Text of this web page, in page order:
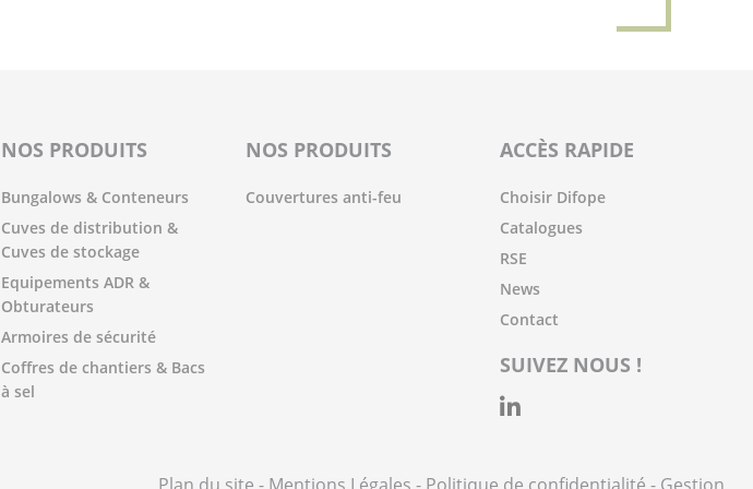
NOS PRODUITS
Bungalows & Conteneurs
Cuves de distribution &
Cuves de stockage
Equipements ADR &
Obturateurs
Armoires de sécurité
Coffres de chantiers & Bacs
à sel
NOS PRODUITS
Couvertures anti-feu
ACCÈS RAPIDE
Choisir Difope
Catalogues
RSE
News
Contact
SUIVEZ NOUS !